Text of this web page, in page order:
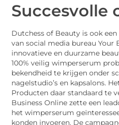
Succesvolle
Dutchess of Beauty is ook
van social media bureau Your
innovatieve en duurzame
100% veilig wimperserum
bekendheid te krijgen onder
nagelstudio’s en kapsalons.
Producten daar standaard te
Business Online zette een
het wimperserum
konden invoeren. De